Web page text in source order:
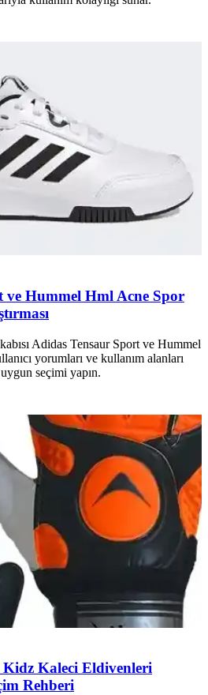
ve Hummel Hml Acne Spor
Adidas Tensaur Sport ve Hummel
yorumları ve kullanım alanları
uygun seçimi yapın.
Kaleci Eldivenleri
Rehberi